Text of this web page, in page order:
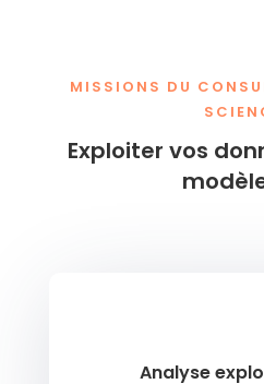
MISSIONS DU
Exploiter vos
Analyse